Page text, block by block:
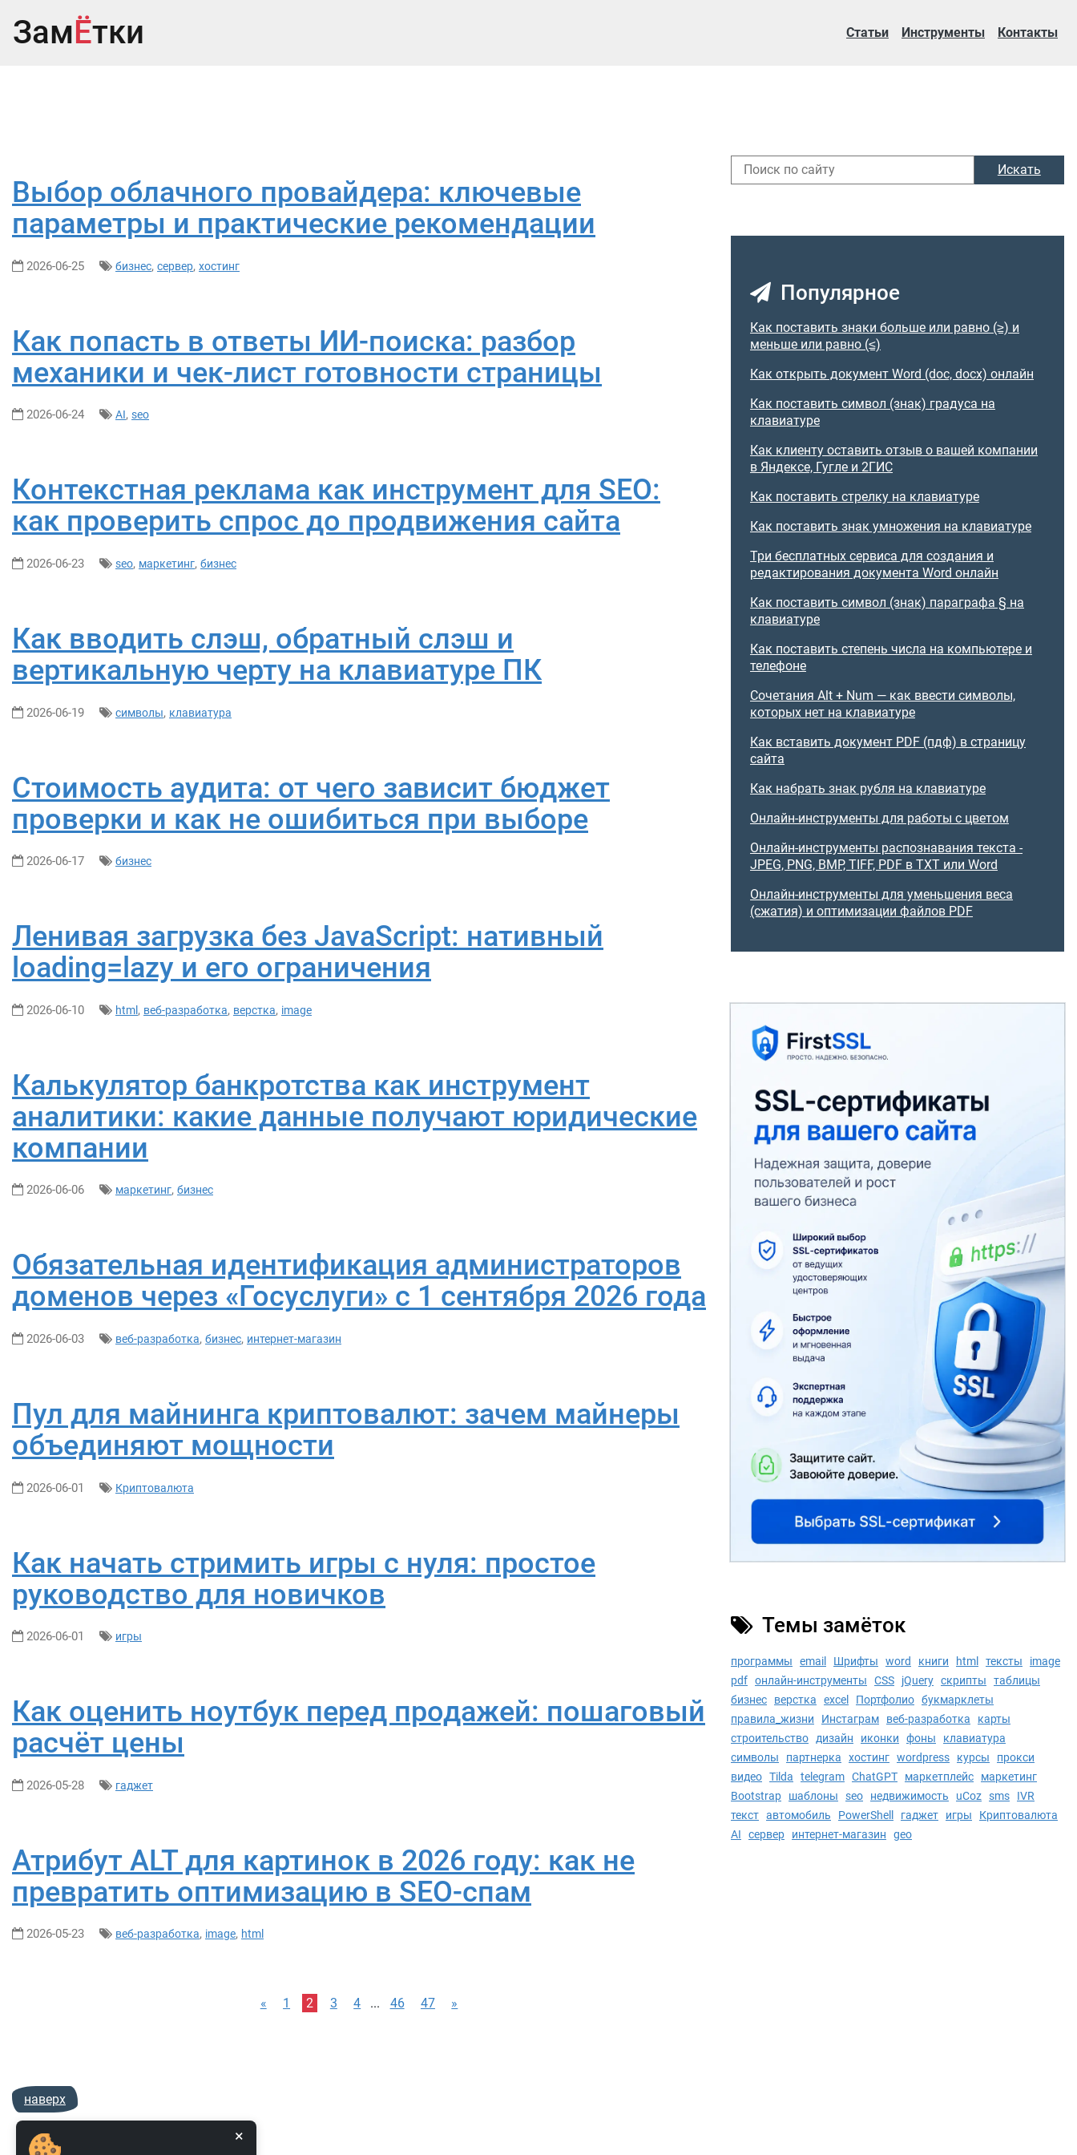
ЗамЁтки Статьи Инструменты Контакты
Выбор облачного провайдера: ключевые
параметры и практические рекомендации
2026-06-25 бизнес, сервер, хостинг
Как попасть в ответы ИИ-поиска: разбор
механики и чек-лист готовности страницы
2026-06-24 AI, seo
Контекстная реклама как инструмент для SEO:
как проверить спрос до продвижения сайта
2026-06-23 seo, маркетинг, бизнес
Как вводить слэш, обратный слэш и
вертикальную черту на клавиатуре ПК
2026-06-19 символы, клавиатура
Стоимость аудита: от чего зависит бюджет
проверки и как не ошибиться при выборе
2026-06-17 бизнес
Ленивая загрузка без JavaScript: нативный
loading=lazy и его ограничения
2026-06-10 html , веб-разработка, верстка, image
Калькулятор банкротства как инструмент
аналитики: какие данные получают юридические
компании
2026-06-06 маркетинг, бизнес
Обязательная идентификация администраторов
доменов через «Госуслуги» с 1 сентября 2026 года
2026-06-03 веб-разработка, бизнес, интернет-магазин
Пул для майнинга криптовалют: зачем майнеры
объединяют мощности
2026-06-01 Криптовалюта
Как начать стримить игры с нуля: простое
руководство для новичков
2026-06-01 игры
Как оценить ноутбук перед продажей: пошаговый
расчёт цены
2026-05-28 гаджет
Атрибут ALT для картинок в 2026 году: как не
превратить оптимизацию в SEO-спам
2026-05-23 веб-разработка, image, html
« 1 2 3 4 ... 46 47 »
Искать
Популярное
Как поставить знаки больше или равно (≥) и
меньше или равно (≤)
Как открыть документ Word (doc, docx) онлайн
Как поставить символ (знак) градуса на
клавиатуре
Как клиенту оставить отзыв о вашей компании
в Яндексе, Гугле и 2ГИС
Как поставить стрелку на клавиатуре
Как поставить знак умножения на клавиатуре
Три бесплатных сервиса для создания и
редактирования документа Word онлайн
Как поставить символ (знак) параграфа § на
клавиатуре
Как поставить степень числа на компьютере и
телефоне
Сочетания Alt + Num — как ввести символы,
которых нет на клавиатуре
Как вставить документ PDF (пдф) в страницу
сайта
Как набрать знак рубля на клавиатуре
Онлайн-инструменты для работы с цветом
Онлайн-инструменты распознавания текста -
JPEG, PNG, BMP, TIFF, PDF в TXT или Word
Онлайн-инструменты для уменьшения веса
(сжатия) и оптимизации файлов PDF
Темы замёток
программы email Шрифты word книги html тексты
image
pdf онлайн-инструменты CSS jQuery скрипты
таблицы
бизнес
верстка excel Портфолио букмарклеты
правила_жизни
Инстаграм веб-разработка
карты
строительство
дизайн иконки фоны
клавиатура
символы
партнерка хостинг wordpress курсы
прокси
видео Tilda telegram ChatGPT маркетплейс
маркетинг
Bootstrap
шаблоны seo недвижимость uCoz sms
IVR
текст автомобиль PowerShell гаджет игры
Криптовалюта
AI
сервер интернет-магазин geo
наверх
×